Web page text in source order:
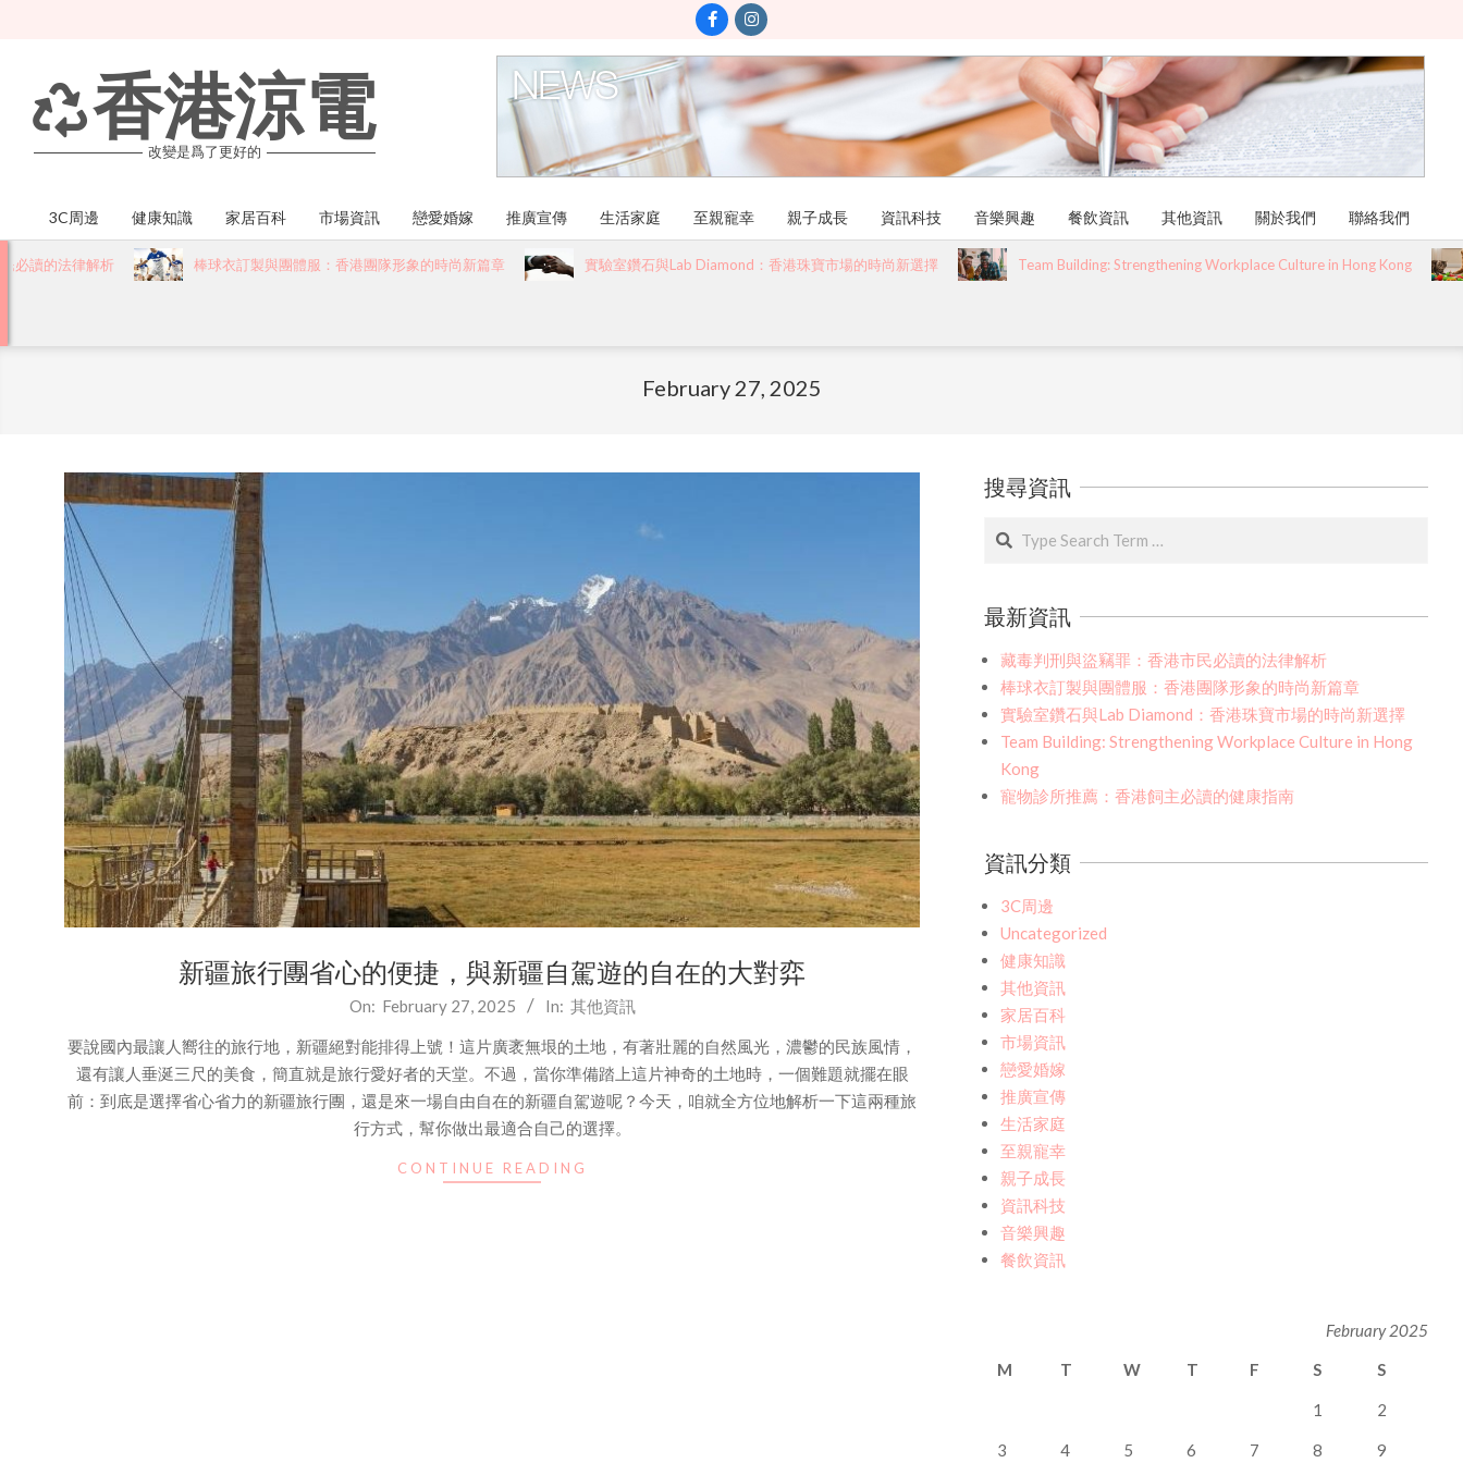
香港涼電
改變是爲了更好的
Primary
Navigation
3C周邊 健康知識 家居百科 市場資訊 戀愛婚嫁 推廣宣傳 生活家庭 至親寵幸 親子成長 資訊科技 音樂興趣 餐飲資訊 其他資訊 關於我們 聯絡我們
的法律解析 棒球衣訂製與團體服：香港團隊形象的時尚新篇章 實驗室鑽石與Lab Diamond：香港珠寶市場的時尚新選擇 Team Building: Strengthening Workplace Culture in Hong Kong
February 27, 2025
新疆旅行團省心的便捷，與新疆自駕遊的自在的大對弈
27
On: February 27, 2025 In: 其他資訊
要說國內最讓人嚮往的旅行地，新疆絕對能排得上號！這片廣袤無垠的土地，有著壯麗的自然風光，濃鬱的民族風情，
還有讓人垂涎三尺的美食，簡直就是旅行愛好者的天堂。不過，當你準備踏上這片神奇的土地時，一個難題就擺在眼
前：到底是選擇省心省力的新疆旅行團，還是來一場自由自在的新疆自駕遊呢？今天，咱就全方位地解析一下這兩種旅
行方式，幫你做出最適合自己的選擇。
CONTINUE READING
搜尋資訊
Search
最新資訊
藏毒判刑與盜竊罪：香港市民必讀的法律解析
棒球衣訂製與團體服：香港團隊形象的時尚新篇章
實驗室鑽石與Lab Diamond：香港珠寶市場的時尚新選擇
Team Building: Strengthening Workplace Culture in Hong
Kong
寵物診所推薦：香港飼主必讀的健康指南
資訊分類
3C周邊
Uncategorized
健康知識
其他資訊
家居百科
市場資訊
戀愛婚嫁
推廣宣傳
生活家庭
至親寵幸
親子成長
資訊科技
音樂興趣
餐飲資訊
February 2025
M
T W T F S S
1 2
3 4 5 6 7 8 9